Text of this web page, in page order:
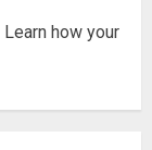
Learn how your